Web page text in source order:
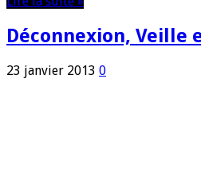
Déconnexion, Veille
23 janvier 2013 0